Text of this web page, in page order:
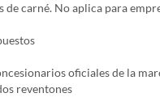
de carné. No aplica para
oficiales de la
reventones